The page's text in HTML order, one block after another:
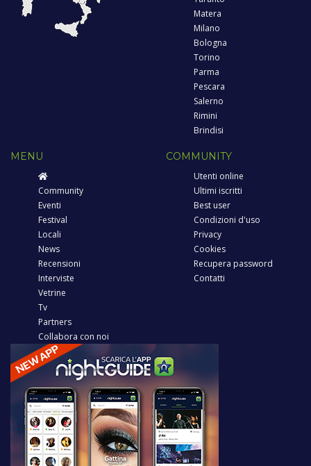
Matera
Milano
Bologna
Torino
Parma
Pescara
Salerno
Rimini
Brindisi
MENU
Community
Eventi
Festival
Locali
News
Recensioni
Interviste
Vetrine
Tv
Partners
Collabora con noi
COMMUNITY
Utenti online
Ultimi iscritti
Best user
Condizioni d'uso
Privacy
Cookies
Recupera password
Contatti